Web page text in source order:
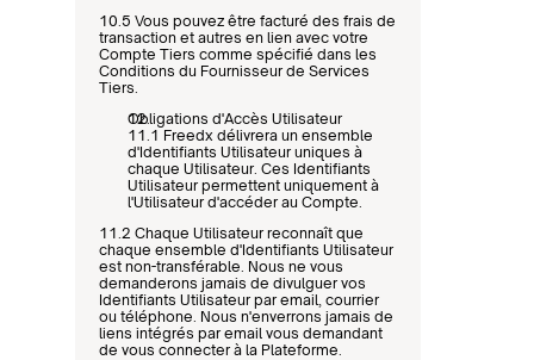
10.5 Vous pouvez être facturé des frais de
transaction et autres en lien avec votre
Compte Tiers comme spécifié dans les
Conditions du Fournisseur de Services
Tiers.
Obligations d'Accès Utilisateur
11.1 Freedx délivrera un ensemble
d'Identifiants Utilisateur uniques à
chaque Utilisateur. Ces Identifiants
Utilisateur permettent uniquement à
l'Utilisateur d'accéder au Compte.
11.2 Chaque Utilisateur reconnaît que
chaque ensemble d'Identifiants Utilisateur
est non-transférable. Nous ne vous
demanderons jamais de divulguer vos
Identifiants Utilisateur par email, courrier
ou téléphone. Nous n'enverrons jamais de
liens intégrés par email vous demandant
de vous connecter à la Plateforme.